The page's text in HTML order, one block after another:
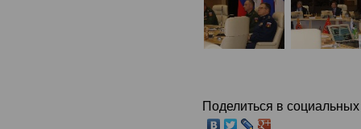
Поделиться в социальных